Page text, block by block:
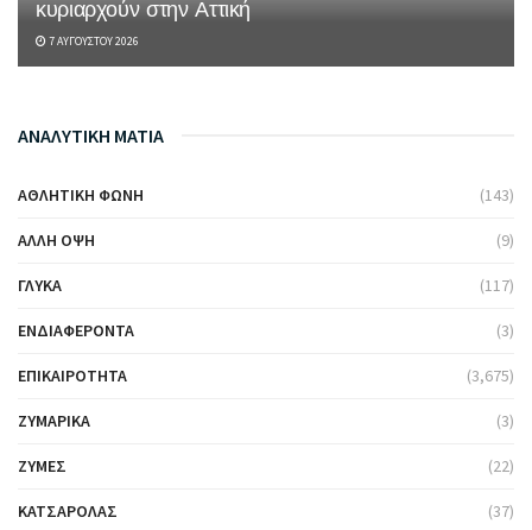
κυριαρχούν στην Αττική
7 ΑΥΓΟΎΣΤΟΥ 2026
ΑΝΑΛΥΤΙΚΗ ΜΑΤΙΑ
ΑΘΛΗΤΙΚΉ ΦΩΝΉ (143)
ΆΛΛΗ ΌΨΗ (9)
ΓΛΥΚΆ (117)
ΕΝΔΙΑΦΈΡΟΝΤΑ (3)
ΕΠΙΚΑΙΡΌΤΗΤΑ (3,675)
ΖΥΜΑΡΙΚΆ (3)
ΖΎΜΕΣ (22)
ΚΑΤΣΑΡΌΛΑΣ (37)